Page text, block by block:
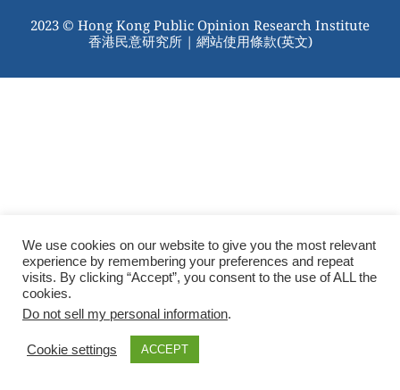
2023 © Hong Kong Public Opinion Research Institute
香港民意研究所 | 網站使用條款(英文)
We use cookies on our website to give you the most relevant
experience by remembering your preferences and repeat
visits. By clicking “Accept”, you consent to the use of ALL the
cookies.
Do not sell my personal information.
Cookie settings ACCEPT